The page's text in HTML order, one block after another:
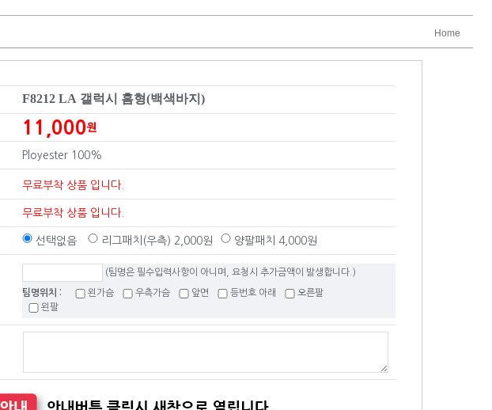
Home
F8212 LA 갤럭시 홈형(백색바지)
11,000원
Ployester 100%
무료부착 상품 입니다.
무료부착 상품 입니다.
선택없음 리그패치(우측) 2,000원 양팔패치 4,000원
(팀명은 필수입력사항이 아니며, 요청시 추가금액이 발생합니다.)
팀명위치 : 왼가슴 우측가슴 앞면 등번호 아래
오른팔
왼팔